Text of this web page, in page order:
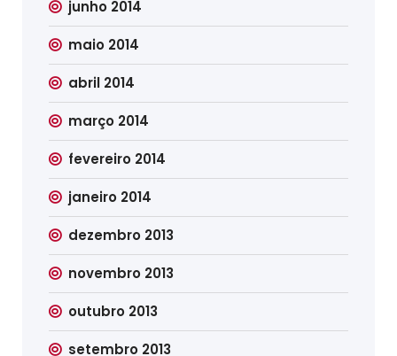
junho 2014
maio 2014
abril 2014
março 2014
fevereiro 2014
janeiro 2014
dezembro 2013
novembro 2013
outubro 2013
setembro 2013